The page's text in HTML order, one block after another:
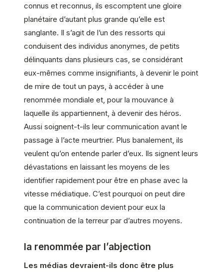
connus et reconnus, ils escomptent une gloire
planétaire d’autant plus grande qu’elle est
sanglante. Il s’agit de l’un des ressorts qui
conduisent des individus anonymes, de petits
délinquants dans plusieurs cas, se considérant
eux-mêmes comme insignifiants, à devenir le point
de mire de tout un pays, à accéder à une
renommée mondiale et, pour la mouvance à
laquelle ils appartiennent, à devenir des héros.
Aussi soignent-t-ils leur communication avant le
passage à l’acte meurtrier. Plus banalement, ils
veulent qu’on entende parler d’eux. Ils signent leurs
dévastations en laissant les moyens de les
identifier rapidement pour être en phase avec la
vitesse médiatique. C’est pourquoi on peut dire
que la communication devient pour eux la
continuation de la terreur par d’autres moyens.
la renommée par l’abjection
Les médias devraient-ils donc être plus